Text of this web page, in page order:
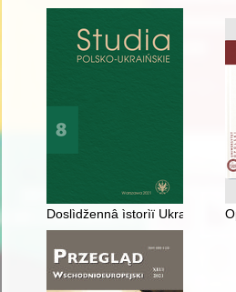
Doslìdžennâ ìstorìï Ukraïni